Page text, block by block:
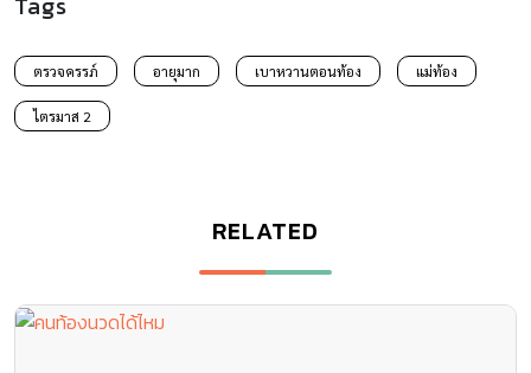
ตรวจครรภ์ อายุมาก เบาหวานตอนท้อง แม่ท้อง
ไตรมาส 2
RELATED